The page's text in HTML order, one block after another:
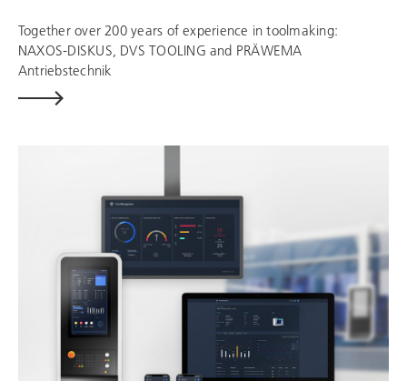
Together over 200 years of experience in toolmaking:
NAXOS-DISKUS, DVS TOOLING and PRÄWEMA
Antriebstechnik